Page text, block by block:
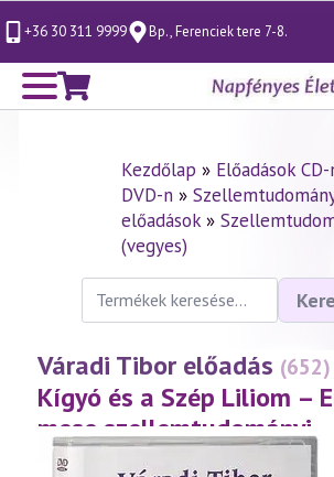
+36 30 311 9999 Bp., Ferenciek tere 7-8.
Kezdőlap » Előadások
DVD-n»
előadások»
(vegyes)
Keresés
következőre:
Váradi Tibor előadás (652)
Kígyó és a Szép Liliom –
mese szellemtudományi
értelmezése
(2013.11.30.)